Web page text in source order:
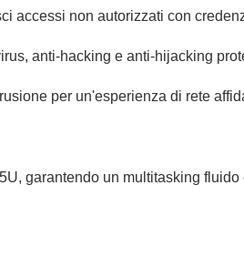
accessi non autorizzati con
anti-hacking e anti-hijacking
per un'esperienza di rete
garantendo un multitasking